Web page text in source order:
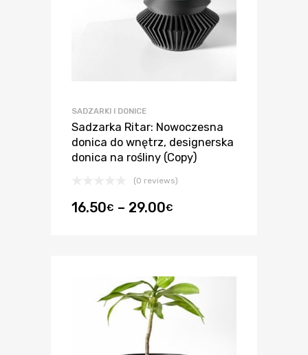
SADZARKI I DONICE
Sadzarka Ritar: Nowoczesna
donica do wnętrz, designerska
donica na rośliny (Copy)
(0 reviews)
16.50€ – 29.00€